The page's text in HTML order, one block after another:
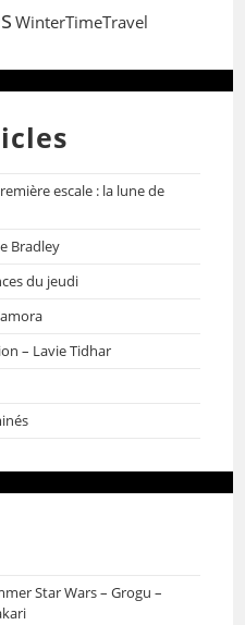
WinterTimeTravel
escale : la lune de
Bradley
du jeudi
– Lavie Tidhar
Star Wars – Grogu –